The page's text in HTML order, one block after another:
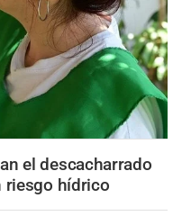
el descacharrado
riesgo hídrico